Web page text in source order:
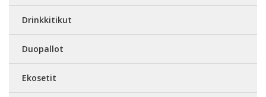
Drinkkitikut
Duopallot
Ekosetit